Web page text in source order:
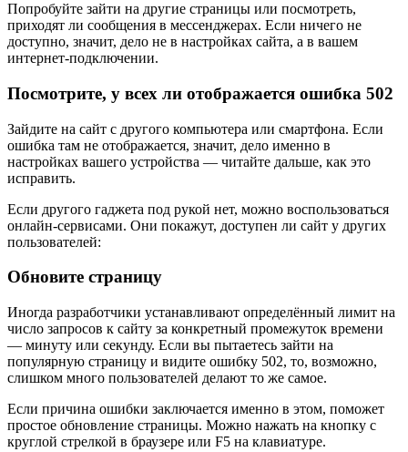
Попробуйте зайти на другие страницы или посмотреть,
приходят ли сообщения в мессенджерах. Если ничего не
доступно, значит, дело не в настройках сайта, а в вашем
интернет‑подключении.
Посмотрите, у всех ли отображается ошибка 502
Зайдите на сайт с другого компьютера или смартфона. Если
ошибка там не отображается, значит, дело именно в
настройках вашего устройства — читайте дальше, как это
исправить.
Если другого гаджета под рукой нет, можно воспользоваться
онлайн‑сервисами. Они покажут, доступен ли сайт у других
пользователей:
Обновите страницу
Иногда разработчики устанавливают определённый лимит на
число запросов к сайту за конкретный промежуток времени
— минуту или секунду. Если вы пытаетесь зайти на
популярную страницу и видите ошибку 502, то, возможно,
слишком много пользователей делают то же самое.
Если причина ошибки заключается именно в этом, поможет
простое обновление страницы. Можно нажать на кнопку с
круглой стрелкой в браузере или F5 на клавиатуре.